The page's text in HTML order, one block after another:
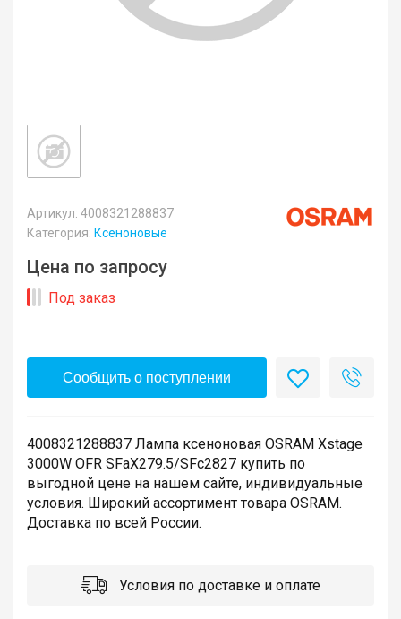
Артикул: 4008321288837
Категория: Ксеноновые
Цена по запросу
Под заказ
Сообщить о поступлении
4008321288837 Лампа ксеноновая OSRAM Xstage
3000W OFR SFaX279.5/SFc2827 купить по
выгодной цене на нашем сайте, индивидуальные
условия. Широкий ассортимент товара OSRAM.
Доставка по всей России.
Условия по доставке и оплате